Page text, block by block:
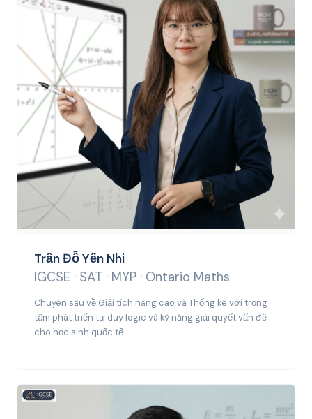
Trần Đỗ Yến Nhi
IGCSE · SAT · MYP · Ontario Maths
Chuyên sâu về Giải tích nâng cao và Thống kê với trọng
tâm phát triển tư duy logic và kỹ năng giải quyết vấn đề
cho học sinh quốc tế.